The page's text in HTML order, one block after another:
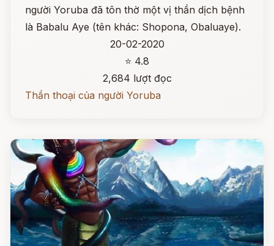
người Yoruba đã tôn thờ một vị thần dịch bệnh
là Babalu Aye (tên khác: Shopona, Obaluaye).
20-02-2020
⭐ 4.8
2,684 lượt đọc
Thần thoại của người Yoruba